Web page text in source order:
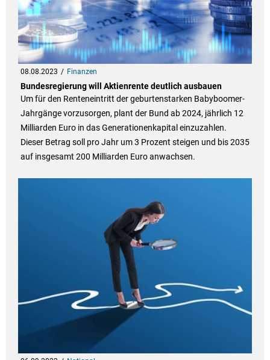
08.08.2023 Finanzen
Bundesregierung will Aktienrente deutlich ausbauen
Um für den Renteneintritt der geburtenstarken Babyboomer-
Jahrgänge vorzusorgen, plant der Bund ab 2024, jährlich 12
Milliarden Euro in das Generationenkapital einzuzahlen.
Dieser Betrag soll pro Jahr um 3 Prozent steigen und bis 2035
auf insgesamt 200 Milliarden Euro anwachsen.